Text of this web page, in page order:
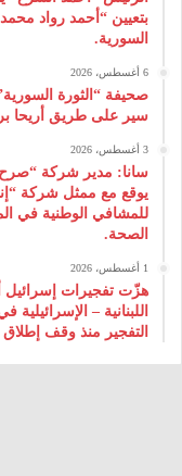
بتعيين “أحمد رواد
السورية.
6 أغسطس، 2026
صحيفة “الثورة
سير على طريق أريحا
3 أغسطس، 2026
سانا: مدير شركة “صرح”
يوقع مع ممثل شركة
للمشافي الوطنية في
الصحة.
1 أغسطس، 2026
هزّت تفجيرات إسرائيل
اللبنانية –
التفجير منذ وقف إطلاق